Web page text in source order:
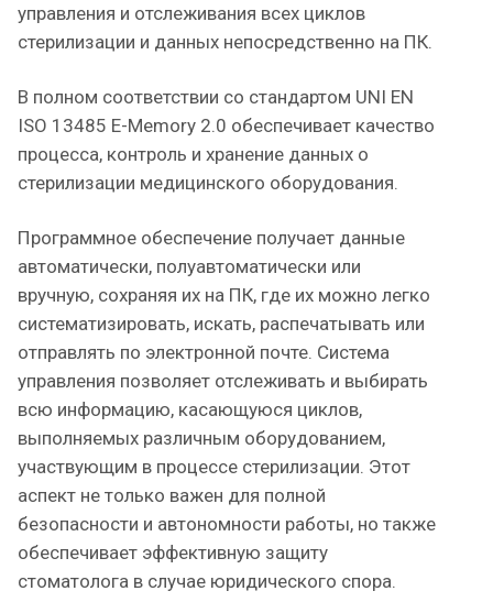
управления и отслеживания всех циклов
стерилизации и данных непосредственно на ПК.
В полном соответствии со стандартом UNI EN
ISO 13485 E-Memory 2.0 обеспечивает качество
процесса, контроль и хранение данных о
стерилизации медицинского оборудования.
Программное обеспечение получает данные
автоматически, полуавтоматически или
вручную, сохраняя их на ПК, где их можно легко
систематизировать, искать, распечатывать или
отправлять по электронной почте. Cистема
управления позволяет отслеживать и выбирать
всю информацию, касающуюся циклов,
выполняемых различным оборудованием,
участвующим в процессе стерилизации. Этот
аспект не только важен для полной
безопасности и автономности работы, но также
обеспечивает эффективную защиту
стоматолога в случае юридического спора.